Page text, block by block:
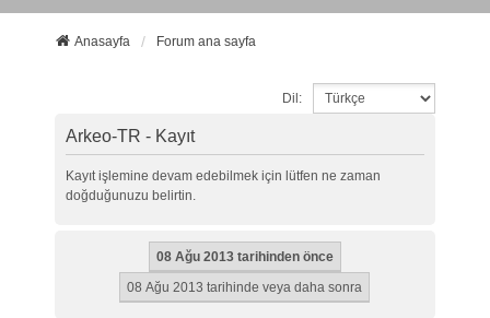
Anasayfa Forum ana sayfa
Dil:
Arkeo-TR - Kayıt
Kayıt işlemine devam edebilmek için lütfen ne zaman
doğduğunuzu belirtin.